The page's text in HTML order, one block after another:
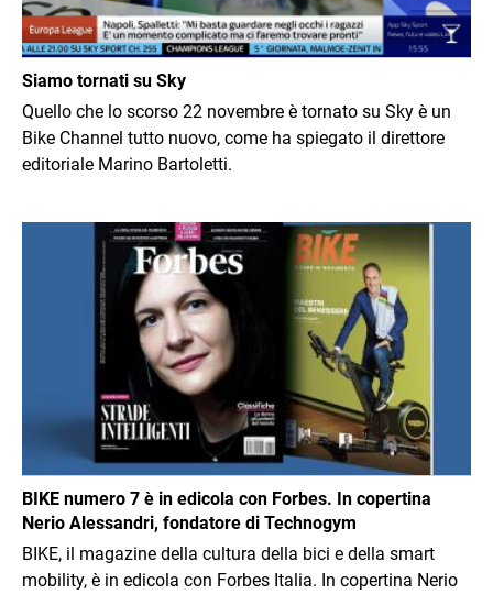
Siamo tornati su Sky
Quello che lo scorso 22 novembre è tornato su Sky è un
Bike Channel tutto nuovo, come ha spiegato il direttore
editoriale Marino Bartoletti.
BIKE numero 7 è in edicola con Forbes. In copertina
Nerio Alessandri, fondatore di Technogym
BIKE, il magazine della cultura della bici e della smart
mobility, è in edicola con Forbes Italia. In copertina Nerio